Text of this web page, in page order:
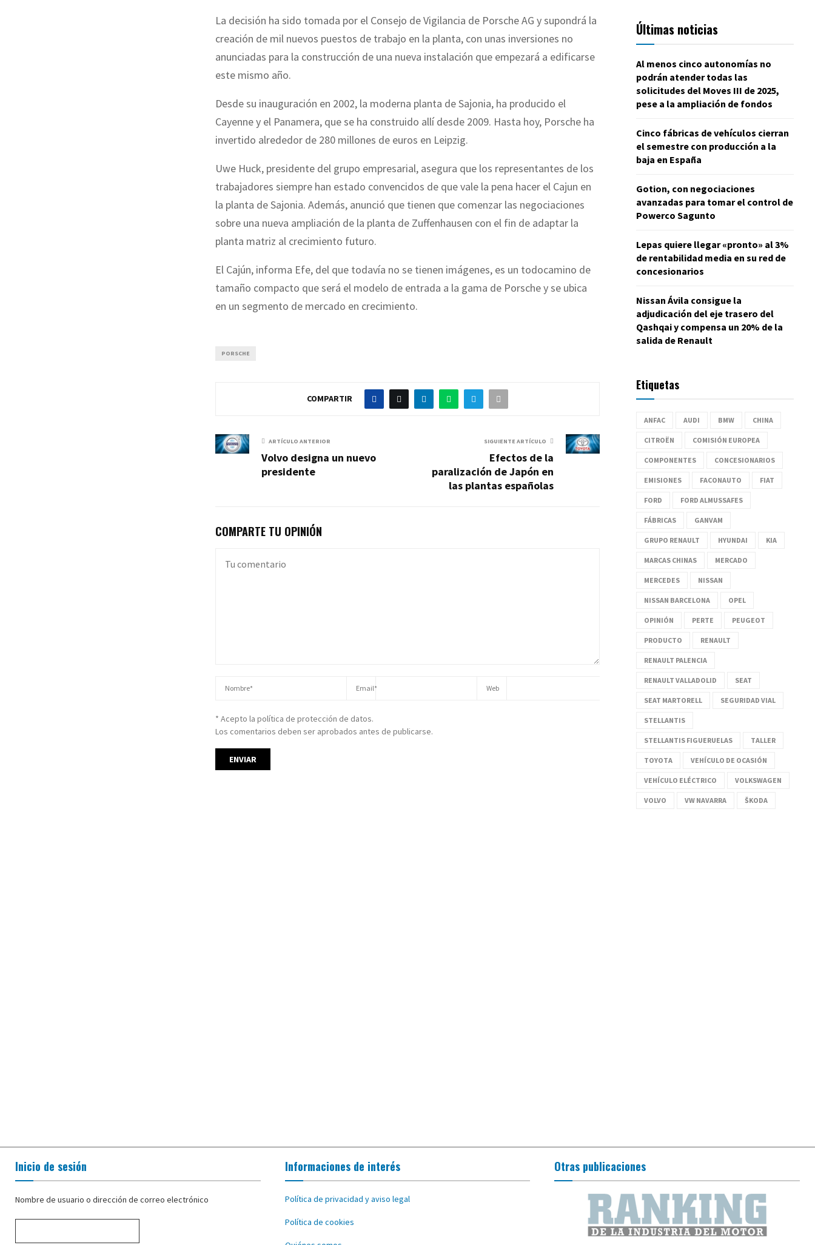
La decisión ha sido tomada por el Consejo de Vigilancia de Porsche AG y supondrá la
creación de mil nuevos puestos de trabajo en la planta, con unas inversiones no
anunciadas para la construcción de una nueva instalación que empezará a edificarse
este mismo año.
Desde su inauguración en 2002, la moderna planta de Sajonia, ha producido el
Cayenne y el Panamera, que se ha construido allí desde 2009. Hasta hoy, Porsche ha
invertido alrededor de 280 millones de euros en Leipzig.
Uwe Huck, presidente del grupo empresarial, asegura que los representantes de los
trabajadores siempre han estado convencidos de que vale la pena hacer el Cajun en
la planta de Sajonia. Además, anunció que tienen que comenzar las negociaciones
sobre una nueva ampliación de la planta de Zuffenhausen con el fin de adaptar la
planta matriz al crecimiento futuro.
El Cajún, informa Efe, del que todavía no se tienen imágenes, es un todocamino de
tamaño compacto que será el modelo de entrada a la gama de Porsche y se ubica
en un segmento de mercado en crecimiento.
PORSCHE
COMPARTIR
ARTÍCULO ANTERIOR
Volvo designa un nuevo
presidente
SIGUIENTE ARTÍCULO
Efectos de la
paralización de Japón en
las plantas españolas
COMPARTE TU OPINIÓN
* Acepto la política de protección de datos.
Los comentarios deben ser aprobados antes de publicarse.
Últimas noticias
Al menos cinco autonomías no
podrán atender todas las
solicitudes del Moves III de 2025,
pese a la ampliación de fondos
Cinco fábricas de vehículos cierran
el semestre con producción a la
baja en España
Gotion, con negociaciones
avanzadas para tomar el control de
Powerco Sagunto
Lepas quiere llegar «pronto» al 3%
de rentabilidad media en su red de
concesionarios
Nissan Ávila consigue la
adjudicación del eje trasero del
Qashqai y compensa un 20% de la
salida de Renault
Etiquetas
ANFAC AUDI BMW CHINA
CITROËN COMISIÓN EUROPEA
COMPONENTES CONCESIONARIOS
EMISIONES FACONAUTO FIAT
FORD FORD ALMUSSAFES
FÁBRICAS GANVAM
GRUPO RENAULT HYUNDAI KIA
MARCAS CHINAS MERCADO
MERCEDES NISSAN
NISSAN BARCELONA OPEL
OPINIÓN PERTE PEUGEOT
PRODUCTO RENAULT
RENAULT PALENCIA
RENAULT VALLADOLID SEAT
SEAT MARTORELL SEGURIDAD VIAL
STELLANTIS
STELLANTIS FIGUERUELAS TALLER
TOYOTA VEHÍCULO DE OCASIÓN
VEHÍCULO ELÉCTRICO VOLKSWAGEN
VOLVO VW NAVARRA ŠKODA
Inicio de sesión
Nombre de usuario o dirección de correo electrónico
Informaciones de interés
Política de privacidad y aviso legal
Política de cookies
Otras publicaciones